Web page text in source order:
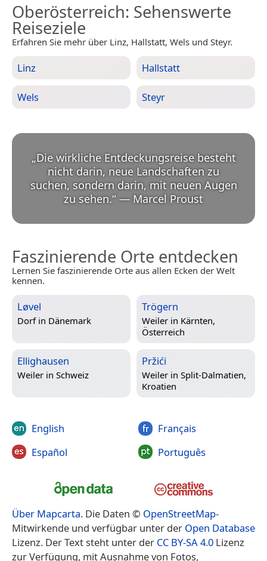
Oberösterreich: Sehenswerte
Reiseziele
Erfahren Sie mehr über Linz, Hallstatt, Wels und Steyr.
Linz Hallstatt
Wels Steyr
„Die wirkliche Entdeckungsreise besteht
nicht darin, neue Landschaften zu
suchen, sondern darin, mit neuen Augen
zu sehen.“ — Marcel Proust
Faszinierende Orte entdecken
Lernen Sie faszinierende Orte aus allen Ecken der Welt
kennen.
Løvel
Dorf in Dänemark
Trögern
Weiler in Kärnten,
Österreich
Ellighausen
Weiler in Schweiz
Pržići
Weiler in Split-Dalmatien,
Kroatien
English
Español
Français
Português
Über Mapcarta. Die Daten © OpenStreetMap-
Mitwirkende und verfügbar unter der Open Database
Lizenz. Der Text steht unter der CC BY-SA 4.0 Lizenz
zur Verfügung, mit Ausnahme von Fotos,